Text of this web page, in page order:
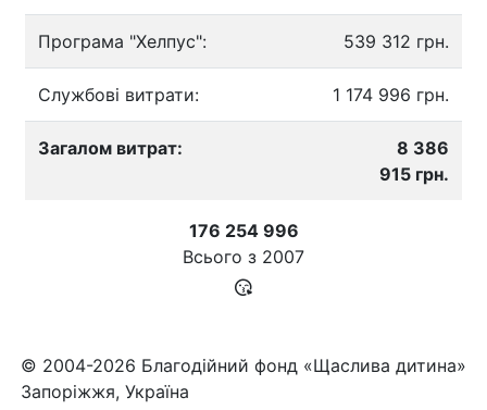
Програма "Хелпус": 539 312 грн.
Службові витрати: 1 174 996 грн.
Загалом витрат:
8 386
915 грн.
176 254 996
Всього з 2007
© 2004-2026 Благодійний фонд «Щаслива дитина»
Запоріжжя, Україна